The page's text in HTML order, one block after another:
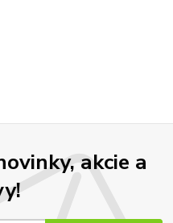
akcie a